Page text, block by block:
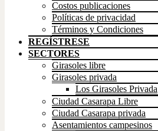
Costos publicaciones
Políticas de privacidad
Términos y Condiciones
REGÍSTRESE
SECTORES
Girasoles libre
Girasoles privada
Los Girasoles Privada
Ciudad Casarapa Libre
Ciudad Casarapa privada
Asentamientos campesinos